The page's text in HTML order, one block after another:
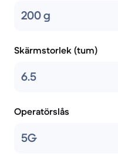
200 g
Skärmstorlek (tum)
6.5
Operatörslås
5G